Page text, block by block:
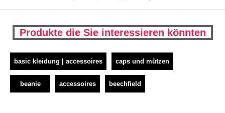
Produkte die Sie interessieren könnten
basic kleidung | accessoires caps und mützen
beanie accessoires beechfield